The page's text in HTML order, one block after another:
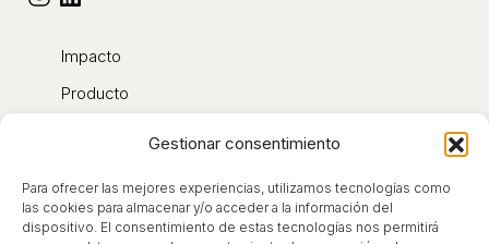
Gestionar consentimiento
Para ofrecer las mejores experiencias, utilizamos tecnologías como
las cookies para almacenar y/o acceder a la información del
dispositivo. El consentimiento de estas tecnologías nos permitirá
Impacto
Producto
Sobre nosotros